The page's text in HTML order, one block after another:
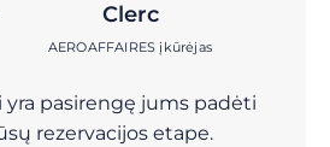
Clerc
AEROAFFAIRES įkūrėjas
pasirengę jums padėti
rezervacijos etape.